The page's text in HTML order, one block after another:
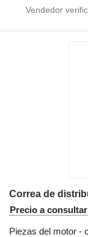
Precio a consultar
Piezas del motor -